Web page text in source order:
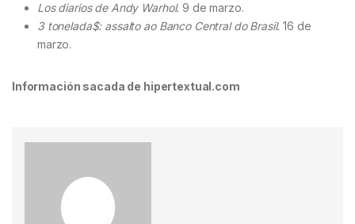
Los diarios de Andy Warhol. 9 de marzo.
3 tonelada$: assalto ao Banco Central do Brasil. 16 de
marzo.
Información sacada de hipertextual.com